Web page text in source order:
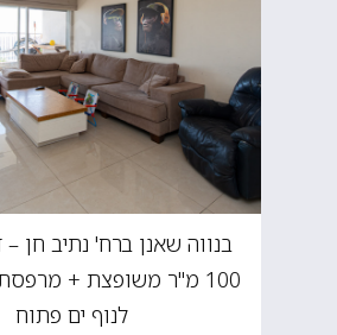
100 מ"ר משופצת +
לנוף ים פתוח